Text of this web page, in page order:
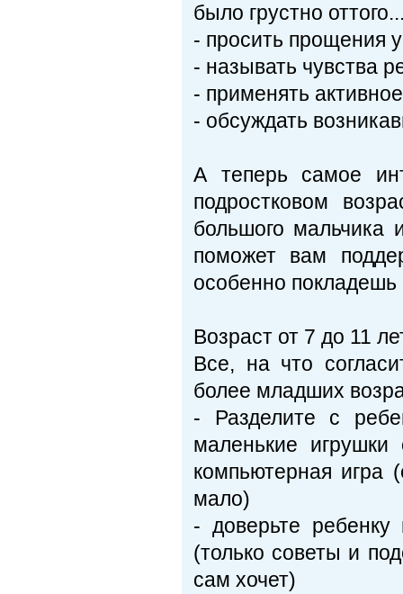
было грустно
- просить прощения
- называть чувства
- применять
- обсуждать
А теперь самое
подростковом
большого мальчика
поможет вам
особенно покладешь
Возраст от 7 до 11
Все, на что
более младших
- Разделите с
маленькие
компьютерная игра
мало)
- доверьте ребенку
(только советы и
сам хочет)